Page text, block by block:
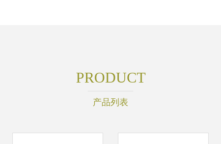
PRODUCT
产品列表